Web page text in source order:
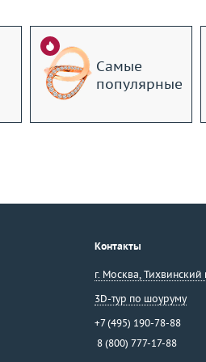
Самые
популярные
Контакты
г. Москва, Тихвинский
3D-тур по шоуруму
+7 (495) 190-78-88
8 (800) 777-17-88